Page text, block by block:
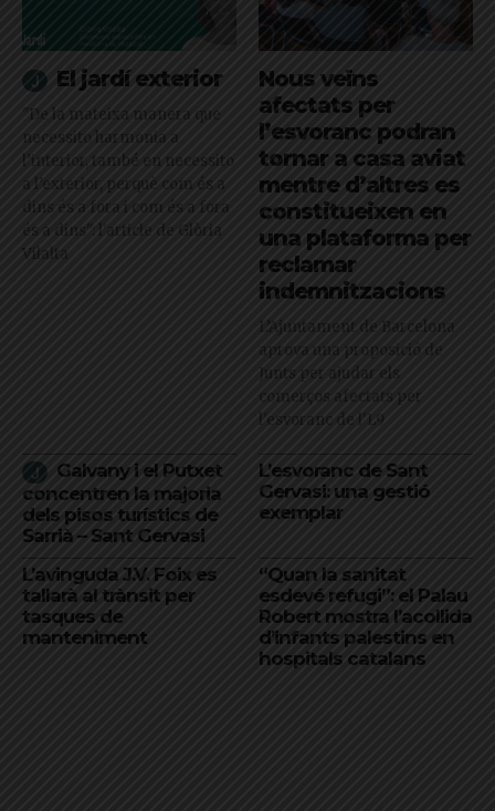
El jardí exterior
"De la mateixa manera que
necessito harmonia a
l’interior, també en necessito
a l’exterior, perquè com és a
dins és a fora i com és a fora
és a dins": l'article de Glòria
Vilalta
Nous veïns
afectats per
l’esvoranc podran
tornar a casa aviat
mentre d’altres es
constitueixen en
una plataforma per
reclamar
indemnitzacions
L’Ajuntament de Barcelona
aprova una proposició de
Junts per ajudar els
comerços afectats per
l'esvoranc de l'L9
Galvany i el Putxet
concentren la majoria
dels pisos turístics de
Sarrià – Sant Gervasi
L’esvoranc de Sant
Gervasi: una gestió
exemplar
L’avinguda J.V. Foix es
tallarà al trànsit per
tasques de
manteniment
“Quan la sanitat
esdevé refugi”: el Palau
Robert mostra l’acollida
d’infants palestins en
hospitals catalans